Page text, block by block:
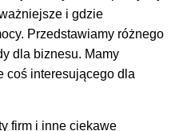
i gdzie
Przedstawiamy różnego
dla biznesu. Mamy
coś interesującego dla
firm i inne ciekawe